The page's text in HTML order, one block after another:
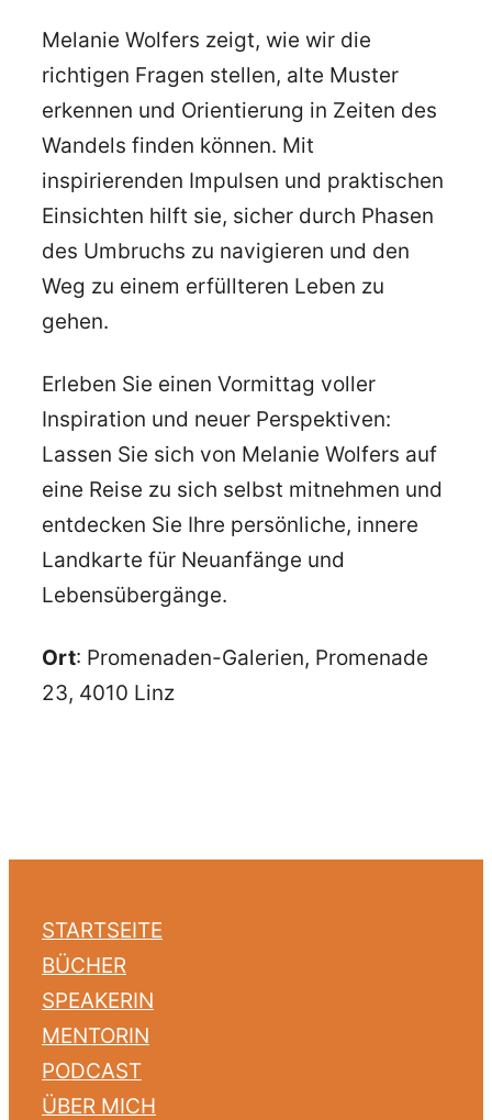
Melanie Wolfers zeigt, wie wir die
richtigen Fragen stellen, alte Muster
erkennen und Orientierung in Zeiten des
Wandels finden können. Mit
inspirierenden Impulsen und praktischen
Einsichten hilft sie, sicher durch Phasen
des Umbruchs zu navigieren und den
Weg zu einem erfüllteren Leben zu
gehen.
Erleben Sie einen Vormittag voller
Inspiration und neuer Perspektiven:
Lassen Sie sich von Melanie Wolfers auf
eine Reise zu sich selbst mitnehmen und
entdecken Sie Ihre persönliche, innere
Landkarte für Neuanfänge und
Lebensübergänge.
Ort: Promenaden-Galerien, Promenade
23, 4010 Linz
STARTSEITE
BÜCHER
SPEAKERIN
MENTORIN
PODCAST
ÜBER MICH